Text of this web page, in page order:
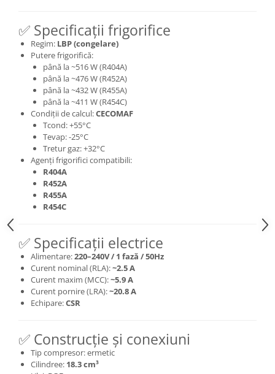
✅ Specificații frigorifice
Regim: LBP (congelare)
Putere frigorifică:
până la ~516 W (R404A)
până la ~476 W (R452A)
până la ~432 W (R455A)
până la ~411 W (R454C)
Condiții de calcul:CECOMAF
Tcond: +55°C
Tevap: -25°C
Tretur gaz: +32°C
Agenți frigorifici compatibili:
R404A
R452A
R455A
R454C
✅ Specificații electrice
Alimentare:220–240V / 1 fază / 50Hz
Curent nominal (RLA):~2.5 A
Curent maxim (MCC):~5.9 A
Curent pornire (LRA):~20.8 A
Echipare:CSR
✅ Construcție și conexiuni
Tip compresor: ermetic
Cilindree: 18.3 cm³